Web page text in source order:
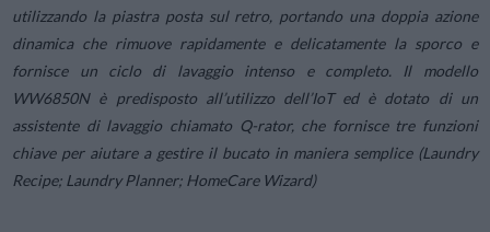
utilizzando la piastra posta sul retro, portando una doppia azione
dinamica che rimuove rapidamente e delicatamente la sporco e
fornisce un ciclo di lavaggio intenso e completo. Il modello
WW6850N è predisposto all’utilizzo dell’IoT ed è dotato di un
assistente di lavaggio chiamato Q-rator, che fornisce tre funzioni
chiave per aiutare a gestire il bucato in maniera semplice (Laundry
Recipe; Laundry Planner; HomeCare Wizard)